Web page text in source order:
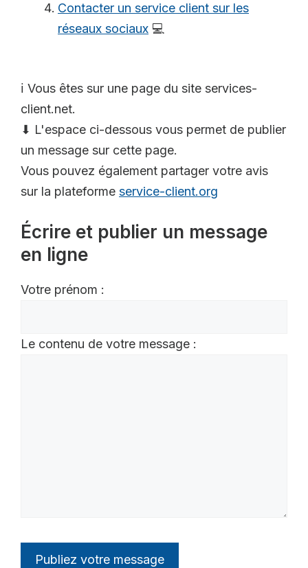
Contacter un service client sur les
réseaux sociaux 💻
ℹ️ Vous êtes sur une page du site services-
client.net.
⬇ L'espace ci-dessous vous permet de publier
un message sur cette page.
Vous pouvez également partager votre avis
sur la plateforme service-client.org
Écrire et publier un message
en ligne
Votre prénom :
Le contenu de votre message :